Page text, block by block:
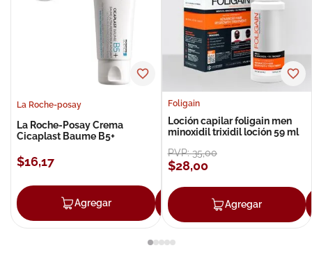
La Roche-posay
La Roche-Posay Crema
Cicaplast Baume B5+
$16,17
Agregar Agregar
Foligain
Loción capilar foligain men
minoxidil trixidil loción 59 ml
PVP:35,00
$28,00
Agregar